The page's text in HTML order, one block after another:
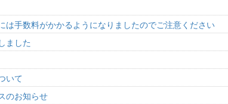
は手数料がかかるようになりましたのでご注意ください
ました
いて
のお知らせ